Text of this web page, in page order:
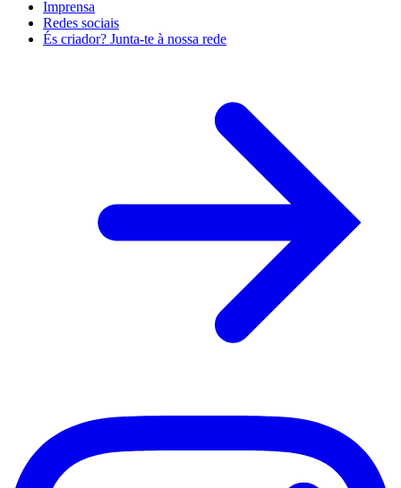
Imprensa
Redes sociais
És criador? Junta-te à nossa rede